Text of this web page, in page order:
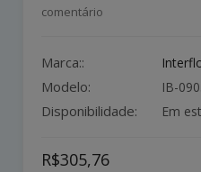
comentário
Marca::
Modelo: IB-
Disponibilidade: Em
R$305,76